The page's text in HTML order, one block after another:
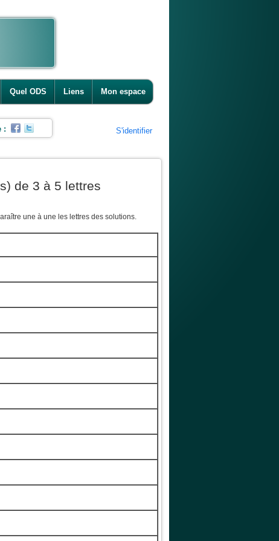
Quel ODS Liens Mon espace
: S'identifier
de 3 à 5 lettres
une à une les lettres des solutions.